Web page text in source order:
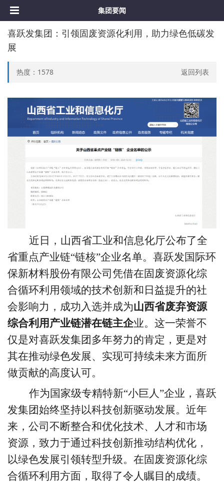
集团要闻
喜跃发集团：引领固废资源化利用，助力绿色低碳发
展
热度： 1578 返回列表
近日，山西省工业和信息化厅公布了全
省重点产业链“链核”企业名单。喜跃发国际环
保新材料股份有限公司凭借在固废资源化综
合循环利用领域的技术创新和日益提升的社
会影响力，成功入选并成为山西省废弃资源
综合利用产业链潜在链主企业。这一荣誉不
仅是对喜跃发集团多年努力的肯定，更是对
其在推动绿色发展、实现可持续未来方面所
做贡献的高度认可。
作为国家级专精特新“小巨人”企业，喜跃
发集团始终坚持以科技创新驱动发展。近年
来，公司不断整合和优化技术、人才和市场
资源，致力于通过科技创新推动结构优化，
以绿色发展引领转型升级。在固废资源化综
合循环利用方面，取得了令人瞩目的成绩。